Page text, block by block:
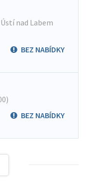
nad Labem
BEZ NABÍDKY
BEZ NABÍDKY